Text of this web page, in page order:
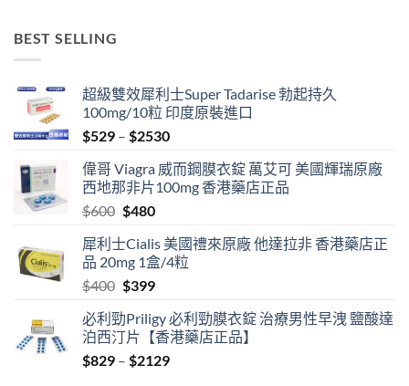
BEST SELLING
超級雙效犀利士Super Tadarise 勃起持久
100mg/10粒 印度原裝進口
$529 – $2530Price
$529
through
偉哥 Viagra 威而鋼膜衣錠 萬艾可 美國輝瑞原廠
西地那非片100mg 香港藥店正品
$600 Original
was:
$600.
$480Current
is:
$480.
犀利士Cialis 美國禮來原廠 他達拉非 香港藥店正
品 20mg 1盒/4粒
$400 Original
was:
$400.
$399Current
is:
$399.
必利勁Priligy 必利勁膜衣錠 治療男性早洩 鹽酸達
泊西汀片【香港藥店正品】
$829 – $2129Price